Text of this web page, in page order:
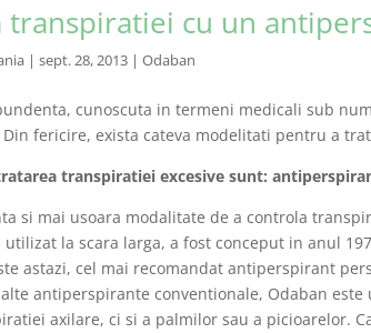
transpiratiei cu un
|sept. 28, 2013 |Odaban
cunoscuta in termeni medicali sub
fericire, exista cateva modelitati pentru a
transpiratiei excesive sunt:
si mai usoara modalitate de a controla
la scara larga, a fost conceput in anul
astazi, cel mai recomandat antiperspirant
antiperspirante conventionale, Odaban
axilare, ci si a palmilor sau a picioarelor.